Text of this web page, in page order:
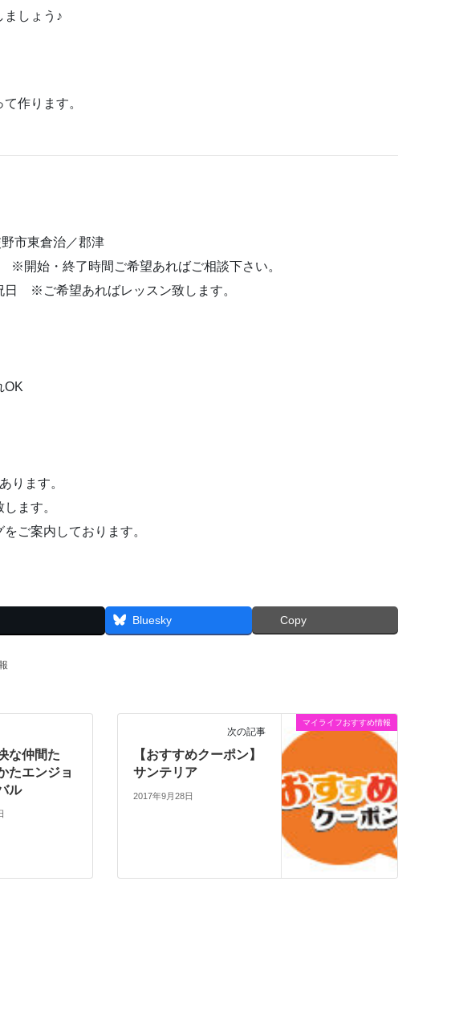
ましょう♪
作ります。
市東倉治／郡津
開始・終了時間ご希望あればご相談下さい。
日 ※ご希望あればレッスン致します。
OK
ります。
ます。
ご案内しております。
Bluesky Copy
な仲間た
エンジョ
ル
マイライフおすすめ情報
次の記事
【おすすめクーポン】
サンテリア
2017年9月28日